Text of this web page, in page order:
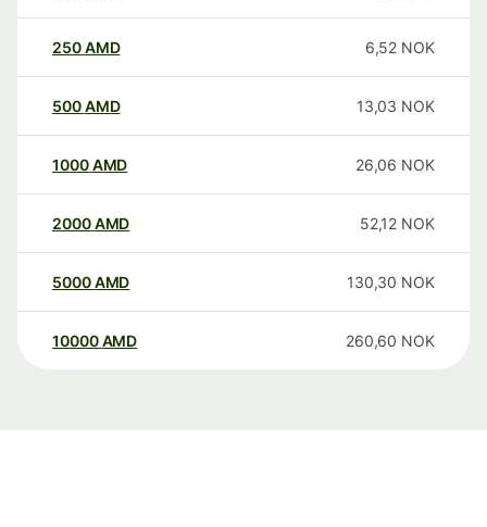
250AMD 6,52 NOK
500AMD 13,03 NOK
1000AMD 26,06 NOK
2000AMD 52,12 NOK
5000AMD 130,30 NOK
10000 AMD 260,60 NOK